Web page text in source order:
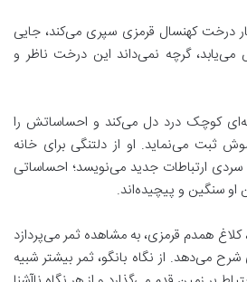
درخت کهنسال قرمزی سپری می‌کند، جایی
گرچه نمی‌داند این درخت ناظر و
کوچک درد دل می‌کند و احساساتش را
ثبت می‌نماید. او از دلتنگی برای خانه
سردی ارتباطات جدید می‌نویسد؛ احساساتی
او سنگین و پیچیده‌اند.
همدم قرمزی، به مشاهده ثمر می‌پردازد
شرح می‌دهد. از نگاه بانگو، ثمر بیشتر شبیه